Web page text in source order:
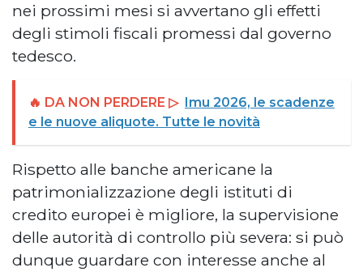
nei prossimi mesi si avvertano gli effetti
degli stimoli fiscali promessi dal governo
tedesco.
🔥 DA NON PERDERE ▷
Imu 2026, le scadenze
e le nuove aliquote. Tutte le novità
Rispetto alle banche americane la
patrimonializzazione degli istituti di
credito europei è migliore, la supervisione
delle autorità di controllo più severa: si può
dunque guardare con interesse anche al